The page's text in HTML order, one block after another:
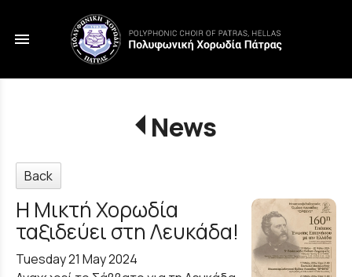
menu
News
Back
Η Μικτή Χορωδία
ταξιδεύει στη Λευκάδα!
Tuesday 21 May 2024